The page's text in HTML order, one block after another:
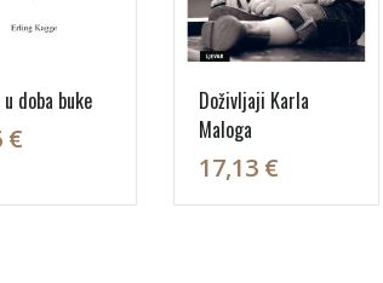
doba buke
€
Doživljaji Karla
Maloga
17,13 €